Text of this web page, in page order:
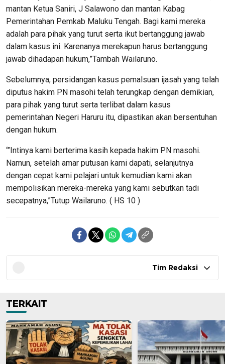
mantan Ketua Saniri, J Salawono dan mantan Kabag
Pemerintahan Pemkab Maluku Tengah. Bagi kami mereka
adalah para pihak yang turut serta ikut bertanggung jawab
dalam kasus ini. Karenanya merekapun harus bertanggung
jawab dihadapan hukum,”Tambah Wailaruno.
Sebelumnya, persidangan kasus pemalsuan ijasah yang telah
diputus hakim PN masohi telah terungkap dengan demikian,
para pihak yang turut serta terlibat dalam kasus
pemerintahan Negeri Haruru itu, dipastikan akan bersentuhan
dengan hukum.
‘”Intinya kami berterima kasih kepada hakim PN masohi.
Namun, setelah amar putusan kami dapati, selanjutnya
dengan cepat kami pelajari untuk kemudian kami akan
mempolisikan mereka-mereka yang kami sebutkan tadi
secepatnya,”Tutup Wailaruno. ( HS 10 )
Tim Redaksi
TERKAIT